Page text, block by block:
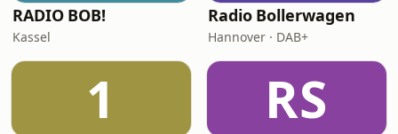
RADIO BOB!
Kassel
Radio Bollerwagen
Hannover · DAB+
1 RS